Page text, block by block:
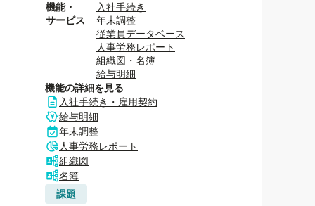
機能・
サービス
入社手続き
年末調整
従業員データベース
人事労務レポート
組織図・名簿
給与明細
機能の詳細を見る
入社手続き・雇用契約
給与明細
年末調整
人事労務レポート
組織図
名簿
課題